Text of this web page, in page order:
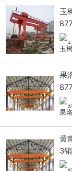
玉
玉
果
果
黄
3